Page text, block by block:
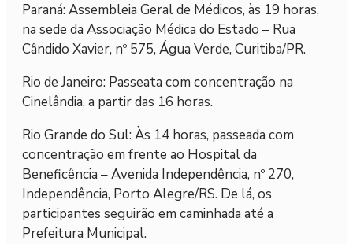
Paraná: Assembleia Geral de Médicos, às 19 horas,
na sede da Associação Médica do Estado – Rua
Cândido Xavier, nº 575, Água Verde, Curitiba/PR.
Rio de Janeiro: Passeata com concentração na
Cinelândia, a partir das 16 horas.
Rio Grande do Sul: Às 14 horas, passeada com
concentração em frente ao Hospital da
Beneficência – Avenida Independência, nº 270,
Independência, Porto Alegre/RS. De lá, os
participantes seguirão em caminhada até a
Prefeitura Municipal.